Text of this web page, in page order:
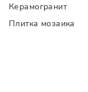
Керамогранит
Плитка мозаика